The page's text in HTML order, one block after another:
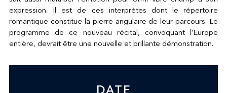
expression. Il est de ces interprètes dont le répertoire
romantique constitue la pierre angulaire de leur parcours. Le
programme de ce nouveau récital, convoquant l’Europe
entière, devrait être une nouvelle et brillante démonstration.